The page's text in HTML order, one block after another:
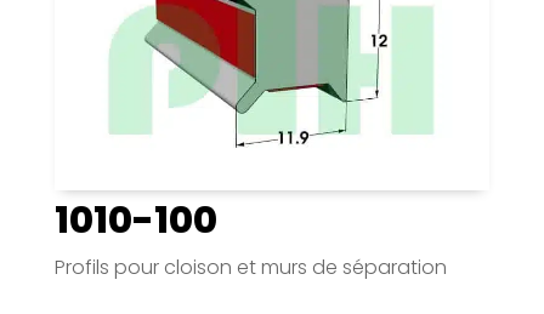
1010-100
Profils pour cloison et murs de séparation